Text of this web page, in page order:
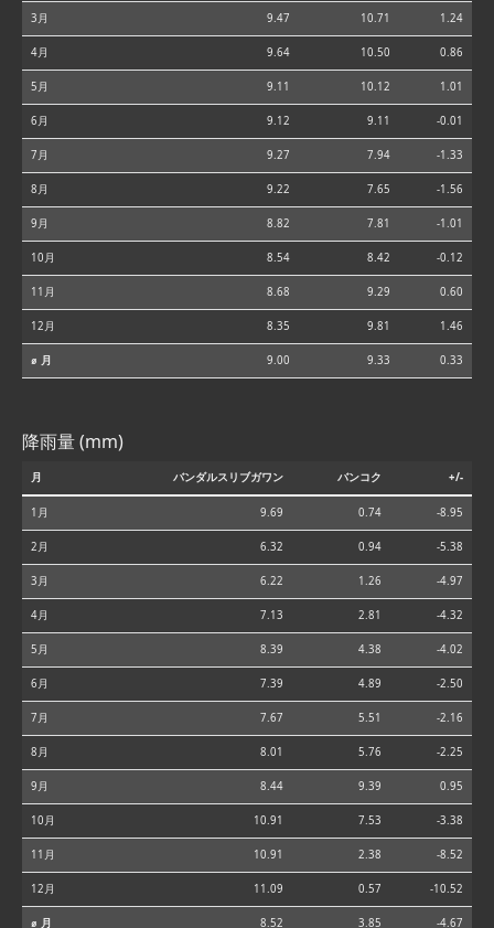
3月 9.47 10.71 1.24
4月 9.64 10.50 0.86
5月 9.11 10.12 1.01
6月 9.12 9.11 -0.01
7月 9.27 7.94 -1.33
8月 9.22 7.65 -1.56
9月 8.82 7.81 -1.01
10月 8.54 8.42 -0.12
11月 8.68 9.29 0.60
12月 8.35 9.81 1.46
⌀ 月 9.00 9.33 0.33
降雨量 (mm)
月 バンダルスリブガワン バンコク +/-
1月 9.69 0.74 -8.95
2月 6.32 0.94 -5.38
3月 6.22 1.26 -4.97
4月 7.13 2.81 -4.32
5月 8.39 4.38 -4.02
6月 7.39 4.89 -2.50
7月 7.67 5.51 -2.16
8月 8.01 5.76 -2.25
9月 8.44 9.39 0.95
10月 10.91 7.53 -3.38
11月 10.91 2.38 -8.52
12月 11.09 0.57 -10.52
⌀ 月 8.52 3.85 -4.67